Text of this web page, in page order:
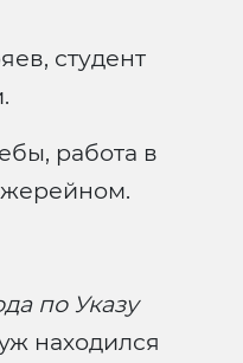
студент
работа в
по Указу
находился